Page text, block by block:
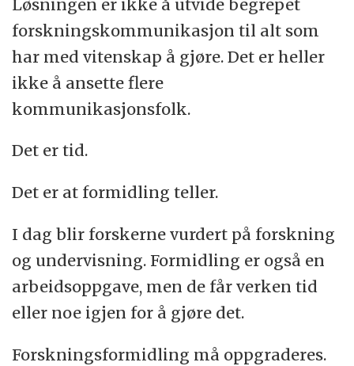
Løsningen er ikke å utvide begrepet
forskningskommunikasjon til alt som
har med vitenskap å gjøre. Det er heller
ikke å ansette flere
kommunikasjonsfolk.
Det er tid.
Det er at formidling teller.
I dag blir forskerne vurdert på forskning
og undervisning. Formidling er også en
arbeidsoppgave, men de får verken tid
eller noe igjen for å gjøre det.
Forskningsformidling må oppgraderes.